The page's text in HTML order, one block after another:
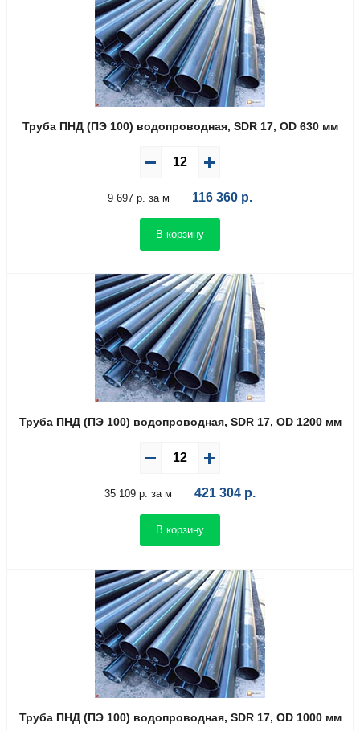
Труба ПНД (ПЭ 100) водопроводная, SDR 17, OD 630 мм
9 697 р. за м 116 360 р.
В корзину
Труба ПНД (ПЭ 100) водопроводная, SDR 17, OD 1200 мм
35 109 р. за м 421 304 р.
В корзину
Труба ПНД (ПЭ 100) водопроводная, SDR 17, OD 1000 мм